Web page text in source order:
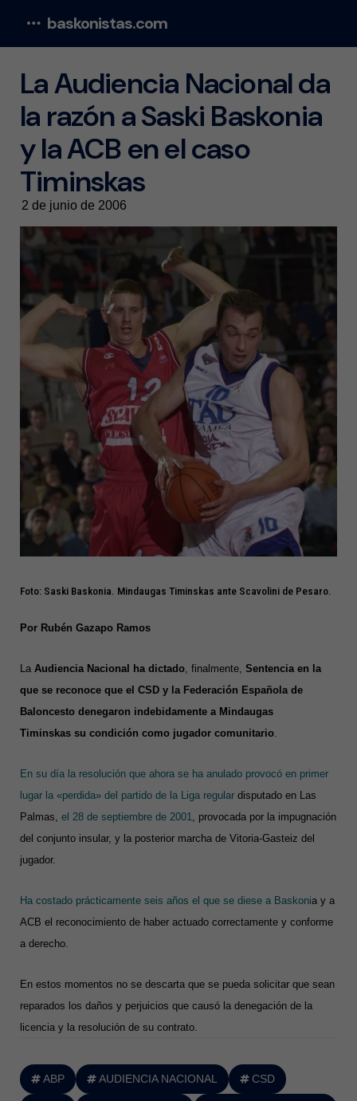
baskonistas.com
La Audiencia Nacional da
la razón a Saski Baskonia
y la ACB en el caso
Timinskas
2 de junio de 2006
Foto: Saski Baskonia. Mindaugas Timinskas ante Scavolini de Pesaro.
Por Rubén Gazapo Ramos
La Audiencia Nacional ha dictado , finalmente, Sentencia en la
que se reconoce que el CSD y la Federación Española de
Baloncesto denegaron indebidamente a Mindaugas
Timinskas su condición como jugador comunitario
En su día la resolución que ahora se ha anulado provocó en primer
lugar la «perdida» del partido de la Liga regular disputado en Las
Palmas, el 28 de septiembre de 2001
, provocada por la impugnación
del conjunto insular, y la posterior marcha de Vitoria-Gasteiz del
jugador.
Ha costado prácticamente seis años el que se diese a Baskonia y a
ACB el reconocimiento de haber actuado correctamente y conforme
a derecho.
En estos momentos no se descarta que se pueda solicitar que sean
reparados los daños y perjuicios que causó la denegación de la
licencia y la resolución de su contrato.
ABP AUDIENCIA NACIONAL CSD